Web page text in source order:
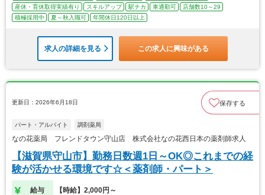
産休・育休取得実績有り
スキルアップ 駅チカ 車通勤可
店舗数10～29
積極採用中
夏～秋入職可 年間休日120日以上
求人の詳細を見る この求人に興味がある
更新日：2026年6月18日 保存する
パート・アルバイト 調剤薬局
なの花薬局 フレンドタウン守山店 株式会社なの花西日本の薬剤師求人
【滋賀県守山市】勤務日数週1日～OK◎これまでの経
験が活かせる環境です☆＜薬剤師・パート＞
給与 【時給】2,000円～